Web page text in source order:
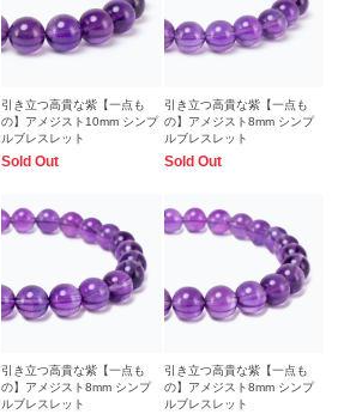
引き立つ高貴な紫【一点も
の】アメジスト10mm シンプ
ルブレスレット
Sold Out
引き立つ高貴な紫【一点も
の】アメジスト8mm シンプ
ルブレスレット
Sold Out
引き立つ高貴な紫【一点も
の】アメジスト8mm シンプ
ルブレスレット
引き立つ高貴な紫【一点も
の】アメジスト8mm シンプ
ルブレスレット